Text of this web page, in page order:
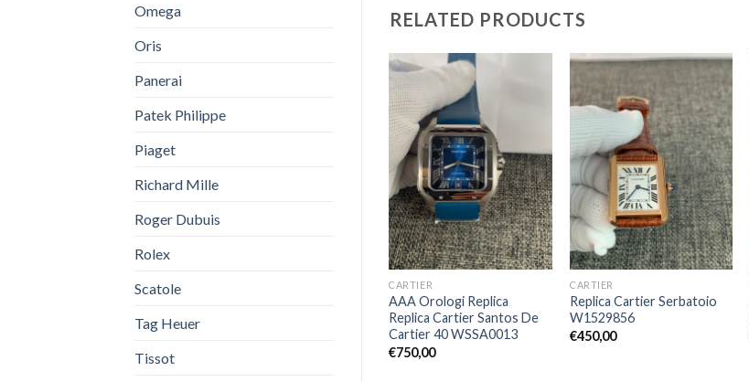
Omega
Oris
Panerai
Patek Philippe
Piaget
Richard Mille
Roger Dubuis
Rolex
Scatole
Tag Heuer
Tissot
RELATED PRODUCTS
CARTIER
AAA Orologi Replica
Replica Cartier Santos De
Cartier 40 WSSA0013
€750,00
CARTIER
Replica Cartier Serbatoio
W1529856
€450,00